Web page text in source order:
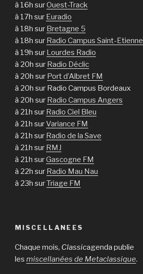
à 16h surOuest-Track
à 17h sur Euradio
à 18h sur Bretagne 5
à 18h sur Radio Campus Saint-Etienne
à 19h sur Lourdes Radio
à 20h sur Radio Déclic
à 20h sur Port d’Albret FM
à 20h sur Radio Campus Bordeaux
à 20h sur Radio Campus Angers
à 21h sur Radio Ciel Bleu
à 21h surVariance FM
à 21h sur Radio de la Save
à 21h sur RMJ
à 21h surGascogne FM
à 22h sur Radio Mau Nau
à 23h surTriage FM
MISCELLANEES
Chaque mois, Classicagenda publie
les miscellanées de Metaclassique.